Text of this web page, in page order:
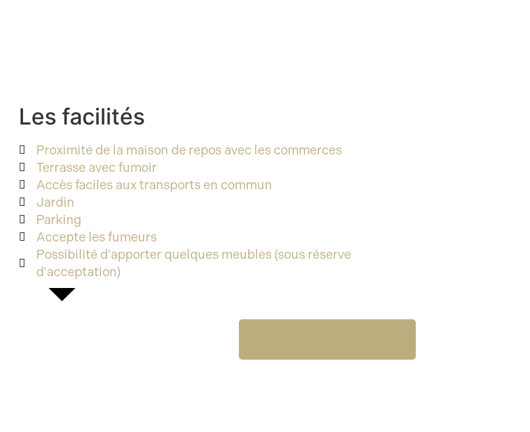
Les facilités
Proximité de la maison de repos avec les commerces
Terrasse avec fumoir
Accès faciles aux transports en commun
Jardin
Parking
Accepte les fumeurs
Possibilité d'apporter quelques meubles (sous réserve
d'acceptation)